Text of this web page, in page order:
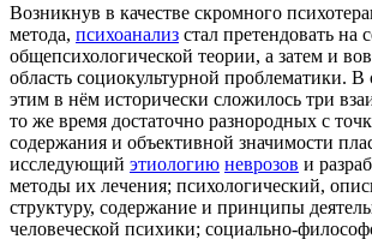
Возникнув в качестве скромного
метода, психоанализ стал претендовать на
общепсихологической теории, а затем и
область социокультурной проблематики. В
этим в нём исторически сложилось три
то же время достаточно разнородных с
содержания и объективной значимости
исследующий этиологию неврозов и
методы их лечения; психологический,
структуру, содержание и принципы
человеческой психики; социально-